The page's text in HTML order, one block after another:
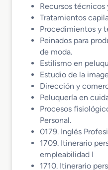
Recursos
Tratamientos
Procedimientos y
Peinados para
de moda.
Estilismo en
Estudio de la
Dirección y
Peluquería en
Procesos
Personal.
0179. Inglés
1709. Itinerario
empleabilidad I
1710. Itinerario